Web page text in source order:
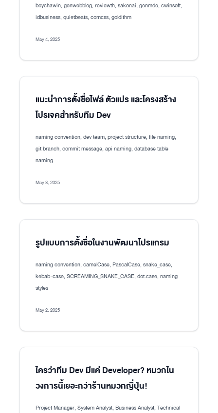
boychawin, genwebblog, reviewth, sakonai, genmde, cwinsoft,
idbusiness, quietbeats, comcss, goldithm
May 4, 2025
แนะนำการตั้งชื่อไฟล์ ตัวแปร และโครงสร้าง
โปรเจคสำหรับทีม Dev
naming convention, dev team, project structure, file naming,
git branch, commit message, api naming, database table
naming
May 3, 2025
รูปแบบการตั้งชื่อในงานพัฒนาโปรแกรม
naming convention, camelCase, PascalCase, snake_case,
kebab-case, SCREAMING_SNAKE_CASE, dot.case, naming
styles
May 2, 2025
ใครว่าทีม Dev มีแค่ Developer? หมวกใน
วงการนี้เยอะกว่าร้านหมวกญี่ปุ่น!
Project Manager, System Analyst, Business Analyst, Technical